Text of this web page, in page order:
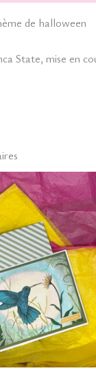
de halloween
State, mise en